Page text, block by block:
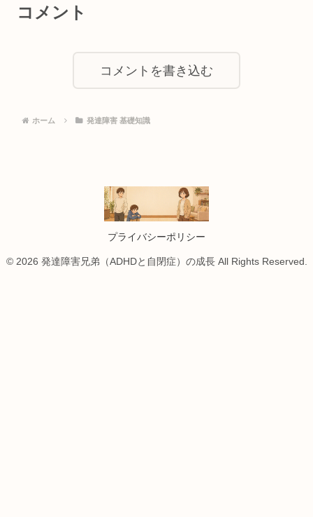
コメント
コメントを書き込む
ホーム 発達障害 基礎知識
プライバシーポリシー
© 2026 発達障害兄弟（ADHDと自閉症）の成長 All Rights Reserved.